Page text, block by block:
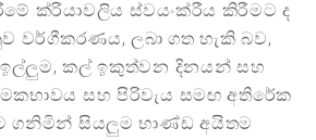
ක්රියාවලිය ස්වයංක්රීය කිරීමට ද
වර්ගීකරණය, ලබා ගත හැකි බව,
ඉල්ලුම, කල් ඉකුත්වන දිනයන් සහ
සහ පිරිවැය සමඟ අතිරේක
ගනිමින් සියලුම භාණ්ඩ අයිතම